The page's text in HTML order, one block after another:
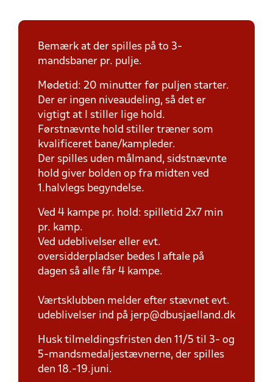
Bemærk at der spilles på to 3-
mandsbaner pr. pulje.
Mødetid: 20 minutter før puljen starter.
Der er ingen niveaudeling, så det er
vigtigt at I stiller lige hold.
Førstnævnte hold stiller træner som
kvalificeret bane/kampleder.
Der spilles uden målmand, sidstnævnte
hold giver bolden op fra midten ved
1.halvlegs begyndelse.
Ved 4 kampe pr. hold: spilletid 2x7 min
pr. kamp.
Ved udeblivelser eller evt.
oversidderpladser bedes I aftale på
dagen så alle får 4 kampe.
Værtsklubben melder efter stævnet evt.
udeblivelser ind på jerp@dbusjaelland.dk
Husk tilmeldingsfristen den 11/5 til 3- og
5-mandsmedaljestævnerne, der spilles
den 18.-19.juni.